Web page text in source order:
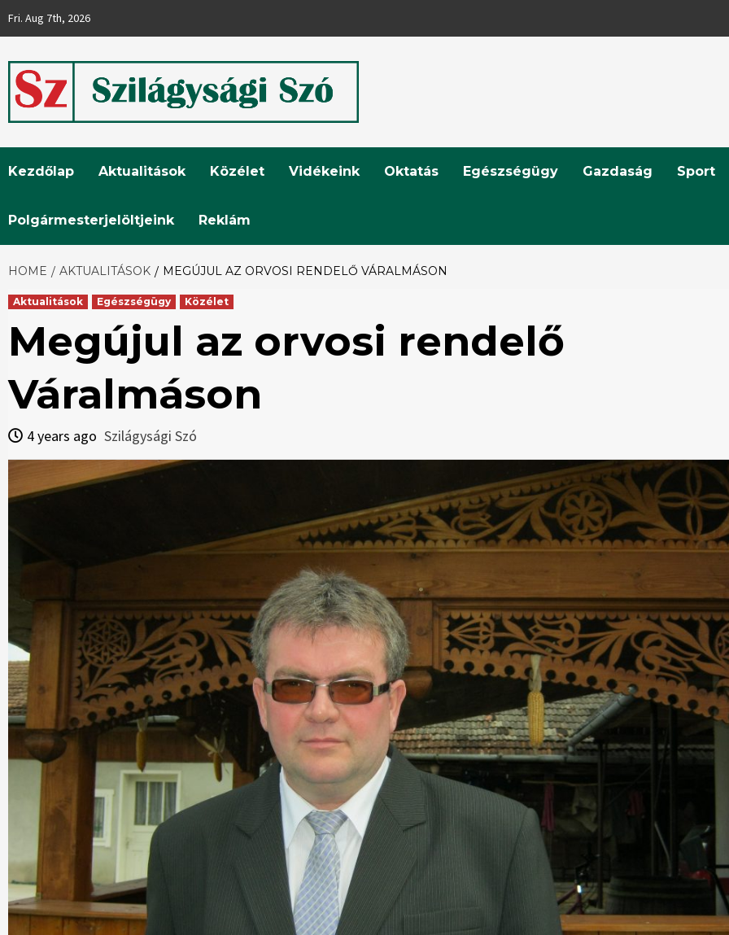
Fri. Aug 7th, 2026
Szilágysági
Szó
Kezdőlap Aktualitások Közélet Vidékeink Oktatás Egészségügy Gazdaság Sport
Polgármesterjelöltjeink Reklám
HOME AKTUALITÁSOK MEGÚJUL AZ ORVOSI RENDELŐ VÁRALMÁSON
Aktualitások Egészségügy Közélet
Megújul az orvosi rendelő
Váralmáson
4 years ago Szilágysági Szó